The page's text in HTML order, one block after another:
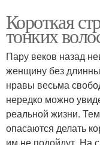
Короткая
тонких
Пару веков назад
женщину без
нравы весьма
нередко можно
реальной жизни.
опасаются делать